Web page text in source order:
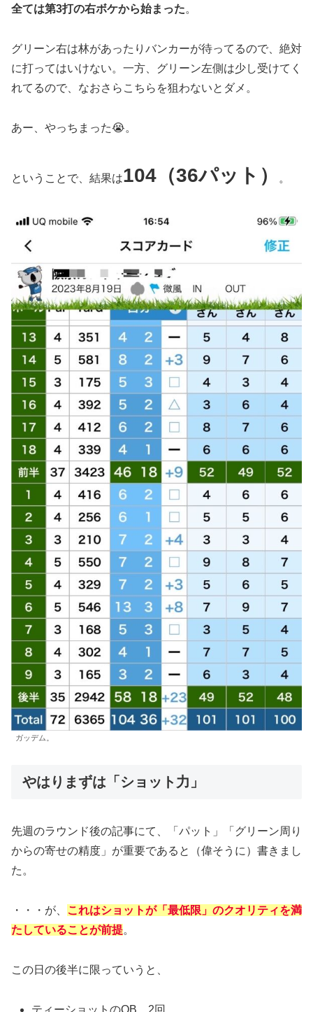
全ては第3打の右ボケから始まった。
グリーン右は林があったりバンカーが待ってるので、絶対
に打ってはいけない。一方、グリーン左側は少し受けてく
れてるので、なおさらこちらを狙わないとダメ。
あー、やっちまった😭。
ということで、結果は104（36パット） 。
ガッデム。
やはりまずは「ショット力」
先週のラウンド後の記事にて、「パット」「グリーン周り
からの寄せの精度」が重要であると（偉そうに）書きまし
た。
・・・が、 これはショットが「最低限」のクオリティを満
たしていることが前提。
この日の後半に限っていうと、
ティーショットのOB 2回